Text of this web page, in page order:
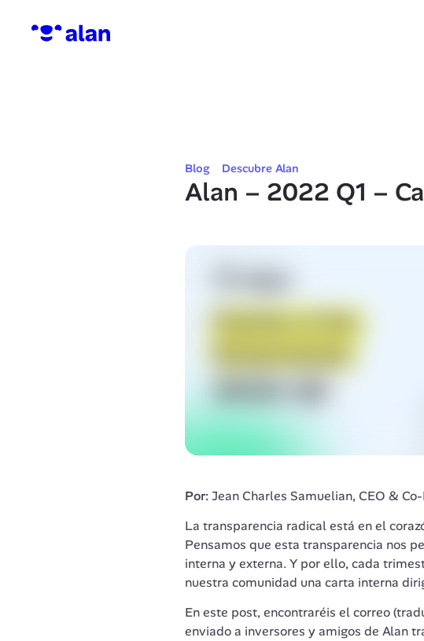
Blog Descubre Alan
Alan – 2022 Q1 –
Por: Jean Charles Samuelian, CEO &
La transparencia radical está en el
Pensamos que esta transparencia nos
interna y externa. Y por ello, cada
nuestra comunidad una carta interna
En este post, encontraréis el correo
enviado a inversores y amigos de Alan